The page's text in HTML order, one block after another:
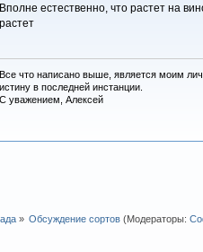
Вполне естественно, что растет на
растет
Все что написано выше, является моим
истину в последней инстанции.
С уважением, Алексей
» Обсуждение сортов(Модераторы: